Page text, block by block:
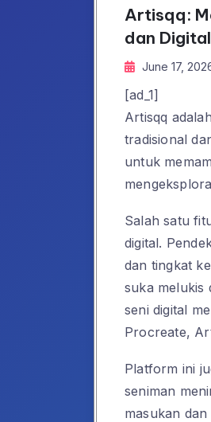
Artisqq:
dan Digital
June 17,
[ad_1]
Artisqq
tradisional
untuk
Salah satu
digital.
dan tingkat
suka melukis
seni digital
Procreate,
Platform ini
seniman
masukan